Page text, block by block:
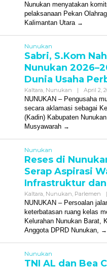
Nunukan menyatakan
pelaksanaan Pekan
Kalimantan Utara
Nunukan
Sabri, S.Kom
Nunukan
Dunia Usaha
Kaltara, Nunukan | April 2,
NUNUKAN – Pengusaha
secara aklamasi sebagai
(Kadin) Kabupaten
Musyawarah
Nunukan
Reses di
Serap Aspirasi
Infrastruktur
Kaltara, Nunukan, Parlemen |
NUNUKAN – Persoalan
keterbatasan ruang kelas
Kelurahan Nunukan Barat,
Anggota DPRD Nunukan,
Nunukan
TNI AL dan Bea